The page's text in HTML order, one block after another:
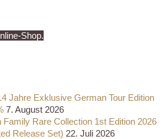
Shop.
Jahre Exklusive German Tour Edition
7. August 2026
Family Rare Collection 1st Edition 2026
Release Set) 22. Juli 2026